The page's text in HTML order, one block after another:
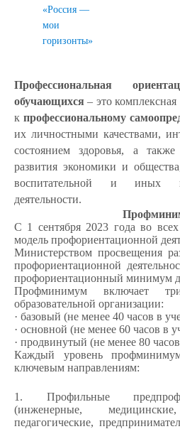
«Россия —
мои
горизонты»
Профессиональная
обучающихся – это комплексная
к профессиональному
их личностными качествами,
состоянием здоровья, а
развития экономики и
воспитательной и иных
деятельности.
С 1 сентября 2023 года во
модель профориентационной
Министерством просвещения
профориентационной
профориентационный минимум
Профминимум включает
образовательной организации:
· базовый (не менее 40 часов в
· основной (не менее 60 часов в
· продвинутый (не менее 80
Каждый уровень
ключевым направлениям:
1. Профильные
(инженерные,
педагогические,